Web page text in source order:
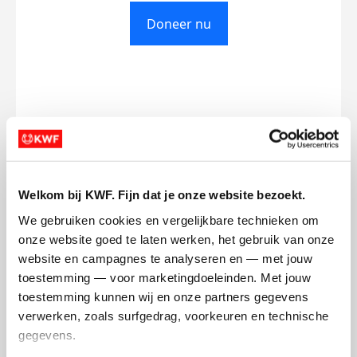
Welkom bij KWF. Fijn dat je onze website bezoekt.
We gebruiken cookies en vergelijkbare technieken om
onze website goed te laten werken, het gebruik van onze
website en campagnes te analyseren en — met jouw
toestemming — voor marketingdoeleinden. Met jouw
toestemming kunnen wij en onze partners gegevens
verwerken, zoals surfgedrag, voorkeuren en technische
gegevens.
Doneer nu
€0 €500
Doneer
Gerald's badges